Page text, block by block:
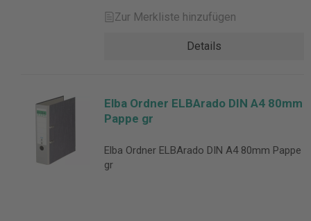
Zur Merkliste hinzufügen
Details
Elba Ordner ELBArado DIN A4 80mm
Pappe gr
Elba Ordner ELBArado DIN A4 80mm Pappe
gr